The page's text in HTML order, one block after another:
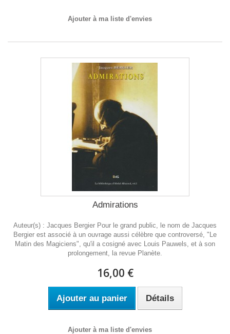
Ajouter à ma liste d'envies
Admirations
Auteur(s) : Jacques Bergier Pour le grand public, le nom de Jacques
Bergier est associé à un ouvrage aussi célèbre que controversé, "Le
Matin des Magiciens", qu'il a cosigné avec Louis Pauwels, et à son
prolongement, la revue Planète.
16,00 €
Ajouter au panier Détails
Ajouter à ma liste d'envies